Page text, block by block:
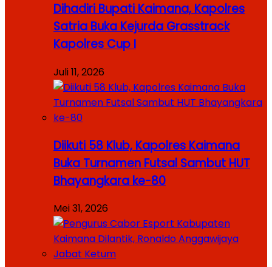
Dihadiri Bupati Kaimana, Kapolres
Satria Buka Kejurda Grasstrack
Kapolres Cup I
Juli 11, 2026
Diikuti 58 Klub, Kapolres Kaimana
Buka Turnamen Futsal Sambut HUT
Bhayangkara ke-80
Mei 31, 2026